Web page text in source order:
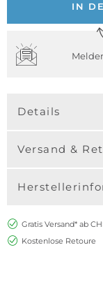
IN
Details
Versand &
Gratis Versand* ab
Kostenlose Retoure